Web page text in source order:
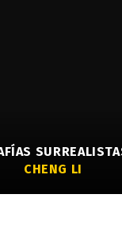
CHENG LI